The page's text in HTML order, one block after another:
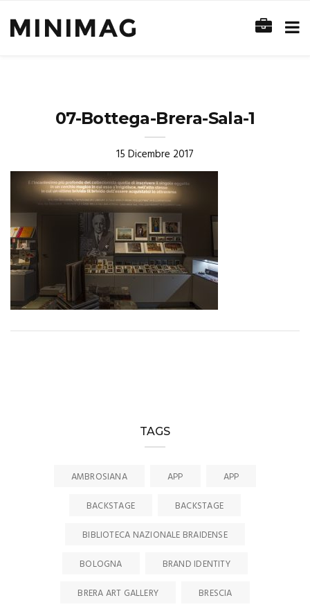
07-Bottega-Brera-Sala-1
15 Dicembre 2017
TAGS
AMBROSIANA APP
APP
BACKSTAGE
BACKSTAGE
BIBLIOTECA NAZIONALE BRAIDENSE
BOLOGNA
BRAND IDENTITY
BRERA ART GALLERY
BRESCIA